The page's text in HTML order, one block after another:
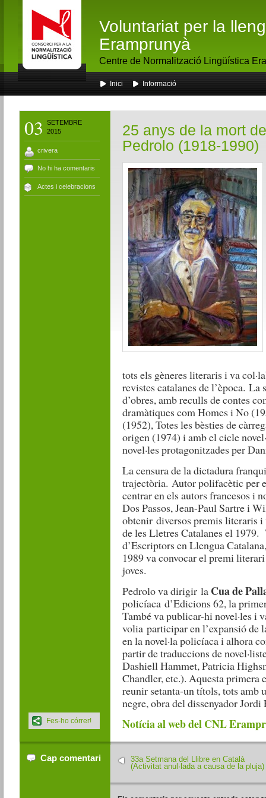
Voluntariat per la
Eramprunyà
Centre de Normalització Lingüística
Inici Informació
03
SETEMBRE
2015
crivera
No hi ha comentaris
Actes i celebracions
25 anys de la mort
Pedrolo (1918-1990)
tots els gèneres literaris i va
revistes catalanes de l’època. La
d’obres, amb reculls de contes
dramàtiques com Homes i No
(1952), Totes les bèsties de
origen (1974) i amb el cicle
novel·les protagonitzades per
La censura de la dictadura
trajectòria. Autor polifacètic per
centrar en els autors francesos i
Dos Passos, Jean-Paul Sartre i
obtenir diversos premis literaris
de les Lletres Catalanes el 1979.
d’Escriptors en Llengua
1989 va convocar el premi
joves.
Pedrolo va dirigir laCua de
policíaca d’Edicions 62, la
També va publicar-hi novel·les i
volia participar en l’expansió de
en la novel·la policíaca i alhora
partir de traduccions de
Dashiell Hammet, Patricia
Chandler, etc.). Aquesta primera
reunir setanta-un títols, tots amb
negre, obra del dissenyador Jordi
Notícia al web del CNL
Fes-ho córrer!
Cap comentari
33a Setmana del Llibre en Català
(Activitat anul·lada a causa de la pluja)